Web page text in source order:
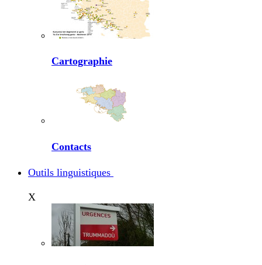
Cartographie
Contacts
Outils linguistiques
X